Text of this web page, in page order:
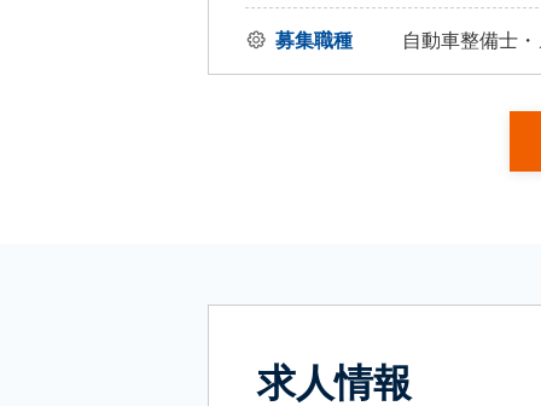
募集職種 自動車整備士
求人情報